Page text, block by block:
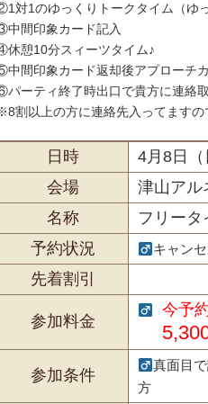
対1のゆっくりトークタイム（ゆ
中間印象カード記入
休憩10分スィーツタイム♪
中間印象カード返却後アプローチ
パーティ終了時出口で貴方に連絡
割以上の方に連絡先入ってますの
日時
4月8日（
会場
津山アル
名称
フリー
予約状況
キャン
先着割引
参加料金
今予
参加条件
真面目
方